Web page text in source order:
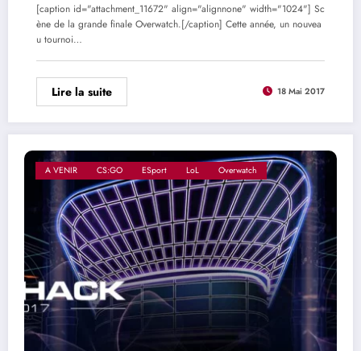
[caption id="attachment_11672" align="alignnone" width="1024"] Sc
ène de la grande finale Overwatch.[/caption] Cette année, un nouvea
u tournoi…
Lire la suite 18 Mai 2017
A VENIR CS:GO ESport LoL Overwatch